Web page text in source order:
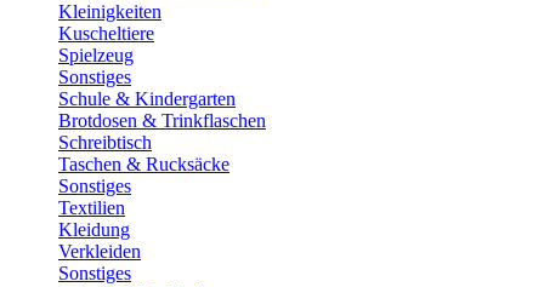
Kleinigkeiten
Kuscheltiere
Spielzeug
Sonstiges
Schule & Kindergarten
Brotdosen & Trinkflaschen
Schreibtisch
Taschen & Rucksäcke
Sonstiges
Textilien
Kleidung
Verkleiden
Sonstiges